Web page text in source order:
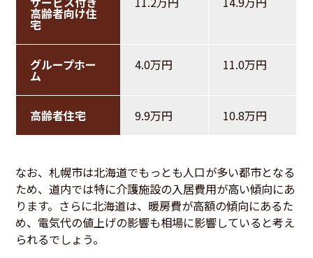
高齢者向け住
宅
グループホー
ム
4.0万円 11.0万円
高齢者住宅 9.9万円 10.8万円
なお、札幌市は北海道でもっとも人口が多い都市となる
ため、道内では特に介護施設の入居費用が高い傾向にあ
ります。さらに北海道は、暖房費が高額の傾向にあるた
め、電気代の値上げの影響も相場に影響していると考え
られるでしょう。